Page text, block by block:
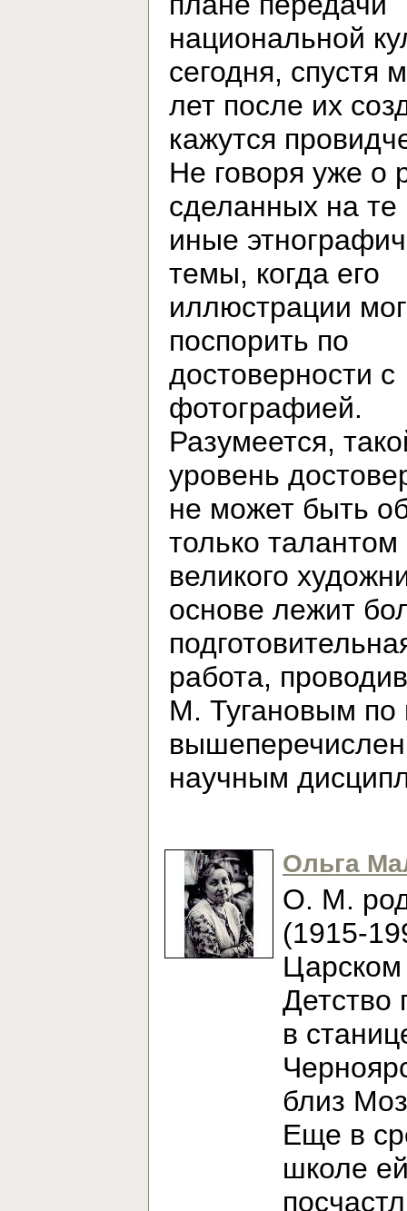
национальной
сегодня, спустя
лет после их
кажутся
Не говоря уже о
сделанных на те
иные
темы, когда его
иллюстрации
поспорить по
достоверности с
фотографией.
Разумеется,
уровень
не может быть
только талантом
великого
основе лежит
работа,
М. Тугановым по
научным
Ольга
О. М.
(1915-
Детство
в
близ
Еще в
школе